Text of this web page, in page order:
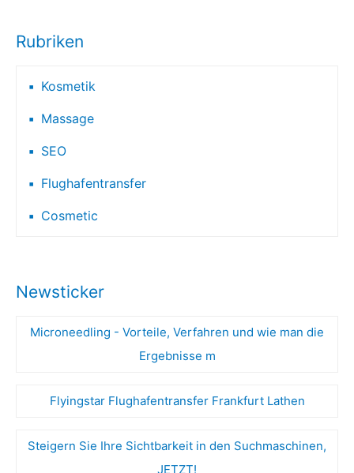
Rubriken
Kosmetik
Massage
SEO
Flughafentransfer
Cosmetic
Newsticker
Microneedling - Vorteile, Verfahren und wie man die
Ergebnisse m
Flyingstar Flughafentransfer Frankfurt Lathen
Steigern Sie Ihre Sichtbarkeit in den Suchmaschinen,
JETZT!